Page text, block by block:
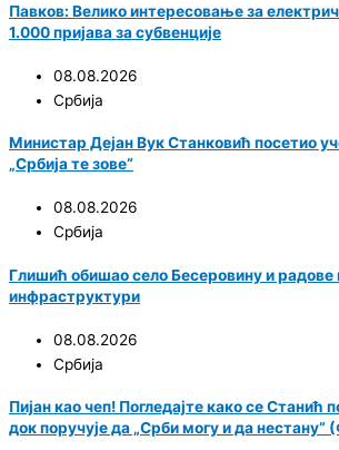
Павков: Велико интересовање за
1.000 пријава за субвенције
08.08.2026
Србија
Министар Дејан Вук Станковић посетио
„Србија те зове“
08.08.2026
Србија
Глишић обишао село Бесеровину и радове
инфраструктури
08.08.2026
Србија
Пијан као чеп! Погледајте како се Станић
док поручује да „Срби могу и да